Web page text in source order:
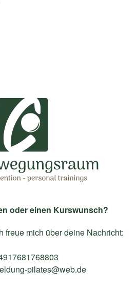
oder einen Kurswunsch?
freue mich über deine Nachricht:
pilates@web.de